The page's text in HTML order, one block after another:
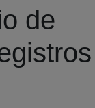
de